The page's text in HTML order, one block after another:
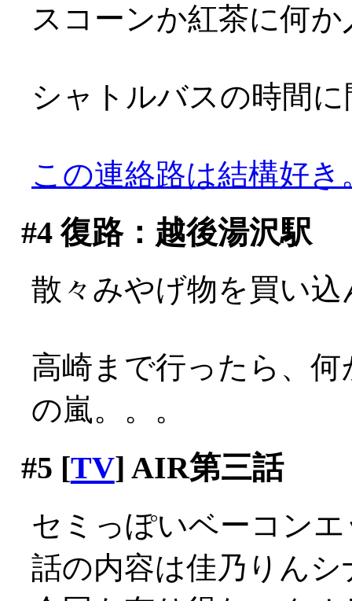
スコーンか紅茶に何
シャトルバスの時間
この連絡路は結構好き
#4復路：越後湯沢駅
散々みやげ物を買い
高崎まで行ったら、
の嵐。。。
#5 [TV] AIR第三話
セミっぽいベーコン
話の内容は佳乃りん